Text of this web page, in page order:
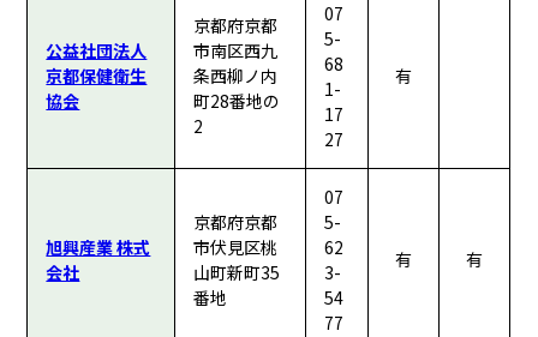
公益社団法人
京都保健衛生
協会
京都府京都
市南区西九
条西柳ノ内
町28番地の
2
07
5-
68
1-
17
27
有
旭興産業 株式
会社
京都府京都
市伏見区桃
山町新町35
番地
07
5-
62
3-
54
77
有 有